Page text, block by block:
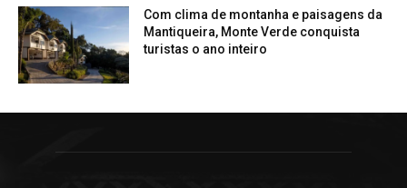
Com clima de montanha e paisagens da
Mantiqueira, Monte Verde conquista
turistas o ano inteiro